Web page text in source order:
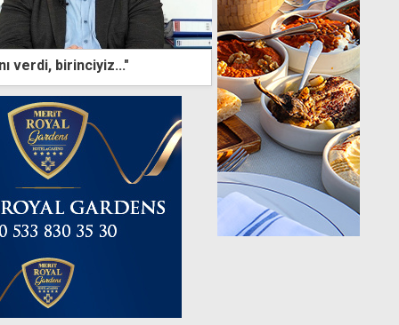
"Toplum kararını verdi, birinciyiz..."